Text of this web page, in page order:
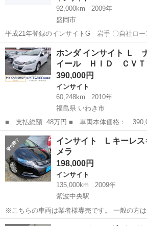
92,000km
2009年
盛岡市
平成21年登録のインサイトG 岩手 〇自社ローン対応中古車販売〇 ☆
どなたでもローン対応可能☆ １、
自営業の方 ２、パートをされる主婦の方や派
等をさ...
岩手 盛岡市 インサイト 車両
ホンダ インサイト Ｌ
イール ＨＩＤ ＣＶ
390,000円
インサイト
60,248km
2010年
福島県 いわき市
■ 支払総額: 48万円 ■ 車両本体価格： 390,000 円 ■ メーカー
名： ホンダ ■ 車種名： インサイト ■ グ
ビ ＴＶ アルミホイール ＨＩＤ ＣＶＴ
納ミラー 盗難防止...
福島 いわき市 インサイト
インサイト L キーレスキー ナビ バックカ
メラ
198,000円
インサイト
135,000km
2009年
紫波中央駅
※こちらの車両は業者様専売です。 一般の方は
さい。 平成21年式 車検令和2年12月 ボディカラー ブラック 走行距
岩手 紫波郡 紫波中央駅 インサイト